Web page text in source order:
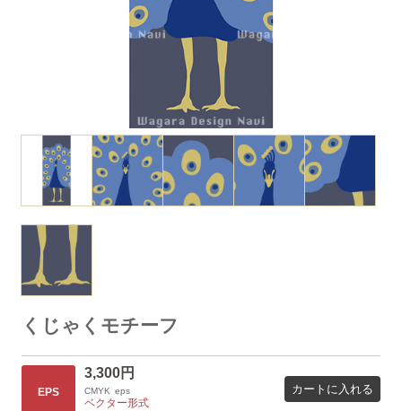
くじゃくモチーフ
EPS
3,300円
CMYK eps
ベクター形式
カートに入れる